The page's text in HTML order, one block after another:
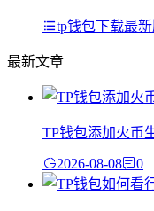
tp钱包下载最
最新文章
TP钱包添加火币
2026-08-08 0